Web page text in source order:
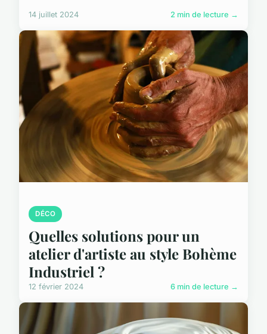
14 juillet 2024 2 min de lecture →
DÉCO
Quelles solutions pour un
atelier d'artiste au style Bohème
Industriel ?
12 février 2024 6 min de lecture →